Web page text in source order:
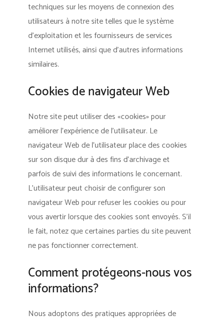
techniques sur les moyens de connexion des
utilisateurs à notre site telles que le système
d’exploitation et les fournisseurs de services
Internet utilisés, ainsi que d’autres informations
similaires.
Cookies de navigateur Web
Notre site peut utiliser des «cookies» pour
améliorer l’expérience de l’utilisateur. Le
navigateur Web de l’utilisateur place des cookies
sur son disque dur à des fins d’archivage et
parfois de suivi des informations le concernant.
L’utilisateur peut choisir de configurer son
navigateur Web pour refuser les cookies ou pour
vous avertir lorsque des cookies sont envoyés. S’il
le fait, notez que certaines parties du site peuvent
ne pas fonctionner correctement.
Comment protégeons-nous vos
informations?
Nous adoptons des pratiques appropriées de